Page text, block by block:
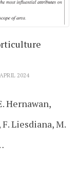
2024
Hernawan,
Liesdiana, M.